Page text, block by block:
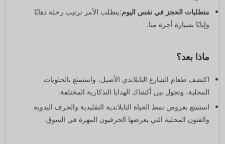
متطلبات الحجز في نفس اليوم:يتطلب الأمر ترتيب رحلة ذهابًا
وإيابًا بسيارة أجرة منا.
ماذا بعد؟
اكتشف طعام الشارع التايلاندي الأصيل، واستمتع بالحلويات
المحلية، وتجول بين أكشاك الهدايا التذكارية المختلفة.
استمتع بعروض نمط الحياة التايلاندية التقليدية والحرف اليدوية
والفنون المحلية التي يعرضها الحرفيون المهرة في السوق.